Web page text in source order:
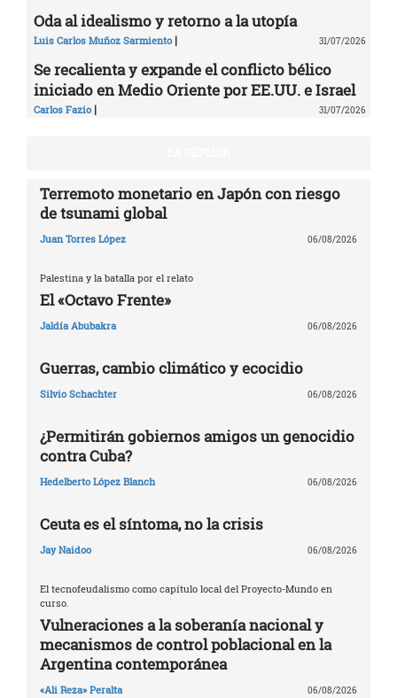
Oda al idealismo y retorno a la utopía
Luis Carlos Muñoz Sarmiento | 31/07/2026
Se recalienta y expande el conflicto bélico
iniciado en Medio Oriente por EE.UU. e Israel
Carlos Fazio | 31/07/2026
Terremoto monetario en Japón con riesgo
de tsunami global
Juan Torres López 06/08/2026
Palestina y la batalla por el relato
El «Octavo Frente»
Jaldía Abubakra 06/08/2026
Guerras, cambio climático y ecocidio
Silvio Schachter 06/08/2026
¿Permitirán gobiernos amigos un genocidio
contra Cuba?
Hedelberto López Blanch 06/08/2026
Ceuta es el síntoma, no la crisis
Jay Naidoo 06/08/2026
El tecnofeudalismo como capítulo local del Proyecto-Mundo en
curso.
Vulneraciones a la soberanía nacional y
mecanismos de control poblacional en la
Argentina contemporánea
«Ali Reza» Peralta 06/08/2026